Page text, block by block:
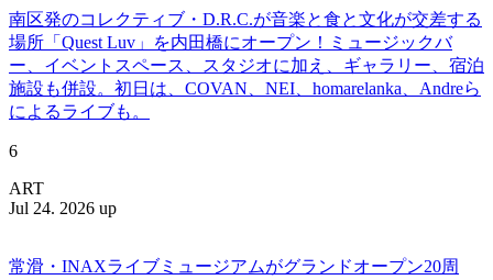
南区発のコレクティブ・D.R.C.が⾳楽と⾷と⽂化が交差する
場所「Quest Luv」を内田橋にオープン！ミュージックバ
ー、イベントスペース、スタジオに加え、ギャラリー、宿泊
施設も併設。初日は、COVAN、NEI、homarelanka、Andreら
によるライブも。
6
ART
Jul 24. 2026 up
常滑・INAXライブミュージアムがグランドオープン20周